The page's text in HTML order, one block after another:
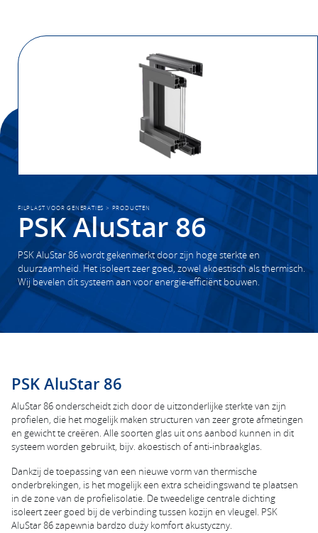
FILPLAST VOOR GENERATIES > PRODUCTEN
PSK AluStar 86
PSK AluStar 86 wordt gekenmerkt door zijn hoge sterkte en
duurzaamheid. Het isoleert zeer goed, zowel akoestisch als thermisch.
Wij bevelen dit systeem aan voor energie-efficiënt bouwen.
PSK AluStar 86
AluStar 86 onderscheidt zich door de uitzonderlijke sterkte van zijn
profielen, die het mogelijk maken structuren van zeer grote afmetingen
en gewicht te creëren. Alle soorten glas uit ons aanbod kunnen in dit
systeem worden gebruikt, bijv. akoestisch of anti-inbraakglas.
Dankzij de toepassing van een nieuwe vorm van thermische
onderbrekingen, is het mogelijk een extra scheidingswand te plaatsen
in de zone van de profielisolatie. De tweedelige centrale dichting
isoleert zeer goed bij de verbinding tussen kozijn en vleugel. PSK
AluStar 86 zapewnia bardzo duży komfort akustyczny.